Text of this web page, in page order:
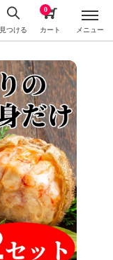
見つける カート
0
メニュー